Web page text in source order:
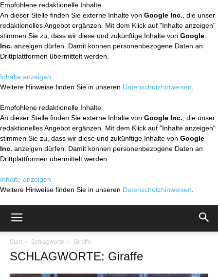
Empfohlene redaktionelle Inhalte
An dieser Stelle finden Sie externe Inhalte von Google Inc. , die unser
redaktionelles Angebot ergänzen. Mit dem Klick auf "Inhalte anzeigen"
stimmen Sie zu, dass wir diese und zukünftige Inhalte von Google
Inc. anzeigen dürfen. Damit können personenbezogene Daten an
Drittplattformen übermittelt werden.
Inhalte anzeigen
Weitere Hinweise finden Sie in unseren Datenschutzhinweisen
Empfohlene redaktionelle Inhalte
An dieser Stelle finden Sie externe Inhalte von Google Inc. , die unser
redaktionelles Angebot ergänzen. Mit dem Klick auf "Inhalte anzeigen"
stimmen Sie zu, dass wir diese und zukünftige Inhalte von Google
Inc. anzeigen dürfen. Damit können personenbezogene Daten an
Drittplattformen übermittelt werden.
Inhalte anzeigen
Weitere Hinweise finden Sie in unseren Datenschutzhinweisen
Start Schlagworte Giraffe
SCHLAGWORTE: Giraffe